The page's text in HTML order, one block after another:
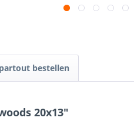
bestellen
20x13"